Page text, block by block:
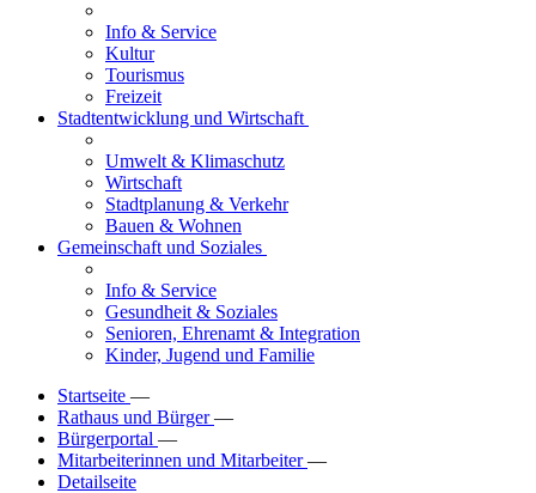
Info & Service
Kultur
Tourismus
Freizeit
Stadtentwicklung und Wirtschaft
Umwelt & Klimaschutz
Wirtschaft
Stadtplanung & Verkehr
Bauen & Wohnen
Gemeinschaft und Soziales
Info & Service
Gesundheit & Soziales
Senioren, Ehrenamt & Integration
Kinder, Jugend und Familie
Startseite —
Rathaus und Bürger—
Bürgerportal —
Mitarbeiterinnen und Mitarbeiter—
Detailseite